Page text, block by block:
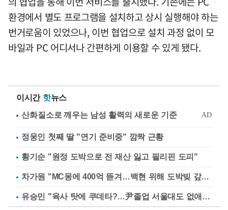
환경에서 별도 프로그램을 설치하고 상시 실행해야 하는
번거로움이 있었으나, 이번 협업으로 설치 과정 없이 모
바일과 PC 어디서나 간편하게 이용할 수 있게 됐다.
이시간 핫뉴스
정웅인 첫째 딸 "연기 준비중" 깜짝 근황
황기순 "원정 도박으로 전 재산 잃고 필리핀 도피"
차가원 "MC몽에 400억 뜯겨…백현 위해 도박빚 갚아줘"
유승민 "육사 탓에 쿠데타?…尹졸업 서울대도 없애나"